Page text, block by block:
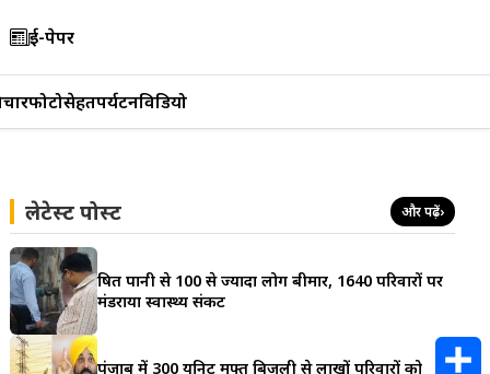
ई-पेपर
फोटोसेहतपर्यटनविडियो
लेटेस्ट पोस्ट और पढ़ें›
दूषित पानी से 100 से ज्यादा लोग बीमार, 1640 परिवारों पर
मंडराया स्वास्थ्य संकट
पंजाब में 300 यूनिट मुफ्त बिजली से लाखों परिवारों को